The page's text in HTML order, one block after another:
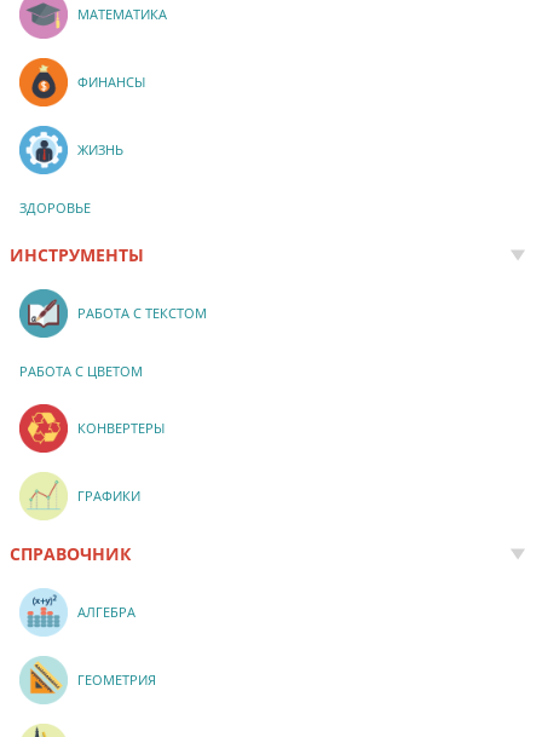
МАТЕМАТИКА
ФИНАНСЫ
ЖИЗНЬ
ЗДОРОВЬЕ
ИНСТРУМЕНТЫ
РАБОТА С ТЕКСТОМ
РАБОТА С ЦВЕТОМ
КОНВЕРТЕРЫ
ГРАФИКИ
СПРАВОЧНИК
АЛГЕБРА
ГЕОМЕТРИЯ